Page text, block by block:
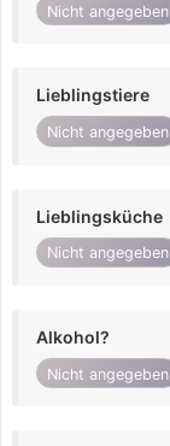
Nicht angegeben
Lieblingstiere
Nicht angegeben
Lieblingsküche
Nicht angegeben
Alkohol?
Nicht angegeben